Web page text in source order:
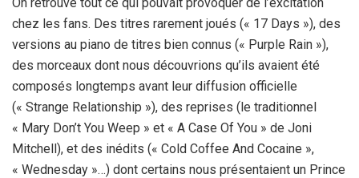
chez les fans. Des titres rarement joués (« 17 Days »), des
versions au piano de titres bien connus (« Purple Rain »),
des morceaux dont nous découvrions qu’ils avaient été
composés longtemps avant leur diffusion officielle
(« Strange Relationship »), des reprises (le traditionnel
« Mary Don’t You Weep » et « A Case Of You » de Joni
Mitchell), et des inédits (« Cold Coffee And Cocaine »,
« Wednesday »…) dont certains nous présentaient un Prince